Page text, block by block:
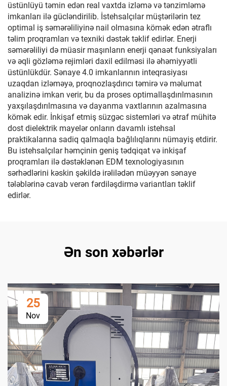
üstünlüyü təmin edən real vaxtda izləmə və tənzimləmə
imkanları ilə gücləndirilib. İstehsalçılar müştərilərin tez
optimal iş səmərəliliyinə nail olmasına kömək edən ətraflı
təlim proqramları və texniki dəstək təklif edirlər. Enerji
səmərəliliyi də müasir maşınların enerji qənaət funksiyaları
və əqli gözləmə rejimləri daxil edilməsi ilə əhəmiyyətli
üstünlükdür. Sənaye 4.0 imkanlarının inteqrasiyası
uzaqdan izləməyə, proqnozlaşdırıcı təmirə və məlumat
analizinə imkan verir, bu da proses optimallaşdırılmasının
yaxşılaşdırılmasına və dayanma vaxtlarının azalmasına
kömək edir. İnkişaf etmiş süzgəc sistemləri və ətraf mühitə
dost dielektrik mayelər onların davamlı istehsal
praktikalarına sadiq qalmaqla bağlılıqlarını nümayiş etdirir.
Bu istehsalçılar həmçinin geniş tədqiqat və inkişaf
proqramları ilə dəstəklənən EDM texnologiyasının
sərhədlərini kəskin şəkildə irəlilədən müəyyən sənaye
tələblərinə cavab verən fərdiləşdirmə variantları təklif
edirlər.
Ən son xəbərlər
25
Nov